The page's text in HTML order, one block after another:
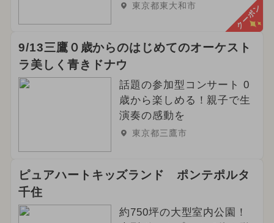
東京都東大和市 クーポン
9/13三鷹０歳からのはじめてのオーケスト
ラ美しく青きドナウ
話題の参加型コンサート 0
歳から楽しめる！親子で生
演奏の感動を
東京都三鷹市
ピュアハートキッズランド ポンテポルタ
千住
約750坪の大型室内公園！